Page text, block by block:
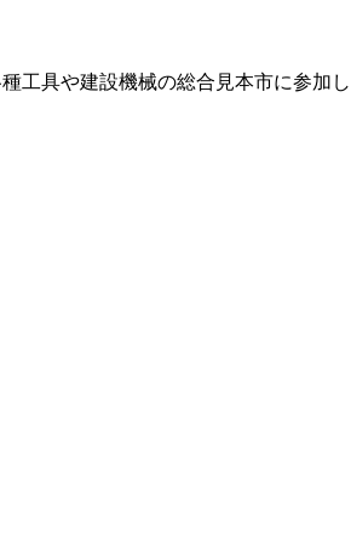
工具や建設機械の総合見本市に参加